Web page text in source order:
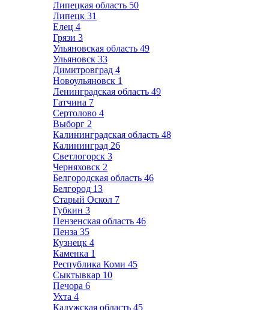
Липецкая область 50
Липецк 31
Елец 4
Грязи 3
Ульяновская область 49
Ульяновск 33
Димитровград 4
Новоульяновск 1
Ленинградская область 49
Гатчина 7
Сертолово 4
Выборг 2
Калининградская область 48
Калининград 26
Светлогорск 3
Черняховск 2
Белгородская область 46
Белгород 13
Старый Оскол 7
Губкин 3
Пензенская область 46
Пенза 35
Кузнецк 4
Каменка 1
Республика Коми 45
Сыктывкар 10
Печора 6
Ухта 4
Калужская область 45